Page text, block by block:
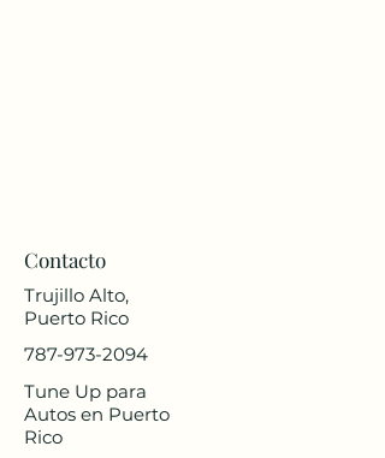
Contacto
Trujillo Alto,
Puerto Rico
787-973-2094
Tune Up para
Autos en Puerto
Rico